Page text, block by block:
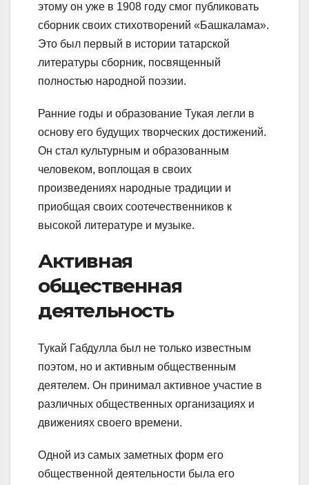
этому он уже в 1908 году смог публиковать
сборник своих стихотворений «Башкалама».
Это был первый в истории татарской
литературы сборник, посвященный
полностью народной поэзии.
Ранние годы и образование Тукая легли в
основу его будущих творческих достижений.
Он стал культурным и образованным
человеком, воплощая в своих
произведениях народные традиции и
приобщая своих соотечественников к
высокой литературе и музыке.
Активная
общественная
деятельность
Тукай Габдулла был не только известным
поэтом, но и активным общественным
деятелем. Он принимал активное участие в
различных общественных организациях и
движениях своего времени.
Одной из самых заметных форм его
общественной деятельности была его